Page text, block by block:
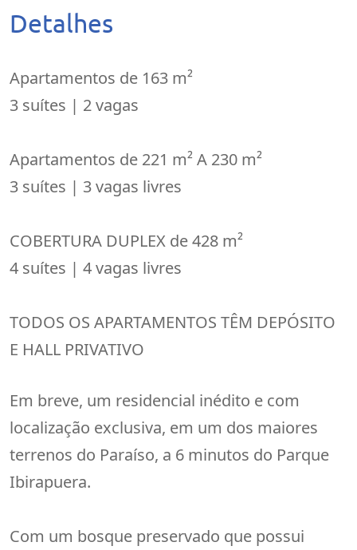
Detalhes
Apartamentos de 163 m²
3 suítes | 2 vagas
Apartamentos de 221 m² A 230 m²
3 suítes | 3 vagas livres
COBERTURA DUPLEX de 428 m²
4 suítes | 4 vagas livres
TODOS OS APARTAMENTOS TÊM DEPÓSITO
E HALL PRIVATIVO
Em breve, um residencial inédito e com
localização exclusiva, em um dos maiores
terrenos do Paraíso, a 6 minutos do Parque
Ibirapuera.
Com um bosque preservado que possui